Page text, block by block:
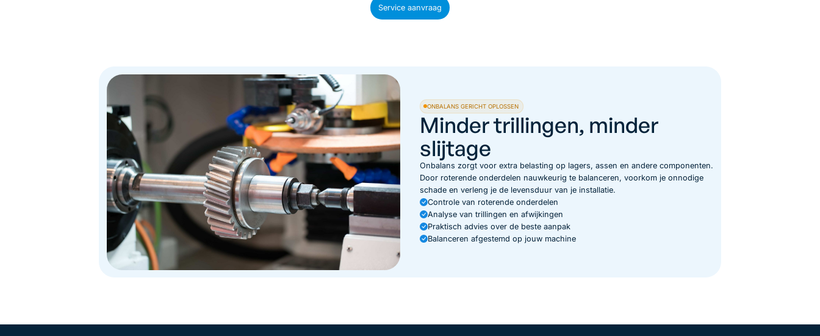
Service aanvraag
ONBALANS GERICHT OPLOSSEN
Minder trillingen, minder
slijtage
Onbalans zorgt voor extra belasting op lagers, assen en andere componenten.
Door roterende onderdelen nauwkeurig te balanceren, voorkom je onnodige
schade en verleng je de levensduur van je installatie.
Controle van roterende onderdelen
Analyse van trillingen en afwijkingen
Praktisch advies over de beste aanpak
Balanceren afgestemd op jouw machine